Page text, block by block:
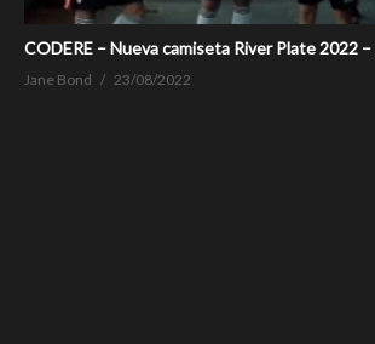
CODERE – Nueva camiseta River Plate 2022
Jane Bond 23/08/2022